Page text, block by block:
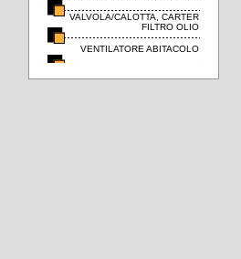
VALVOLA/CALOTTA, CARTER
FILTRO OLIO
VENTILATORE ABITACOLO